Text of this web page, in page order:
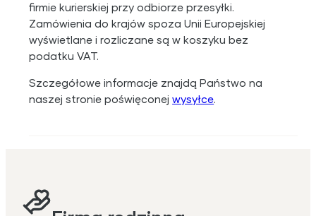
firmie kurierskiej przy odbiorze przesyłki.
Zamówienia do krajów spoza Unii Europejskiej
wyświetlane i rozliczane są w koszyku bez
podatku VAT.
Szczegółowe informacje znajdą Państwo na
naszej stronie poświęconejwysyłce.